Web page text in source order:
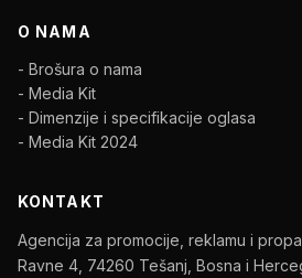
O NAMA
- Brošura o nama
- Media Kit
- Dimenzije i specifikacije oglasa
- Media Kit 2024
KONTAKT
Agencija za promocije, reklamu i
Ravne 4, 74260 Tešanj, Bosna i